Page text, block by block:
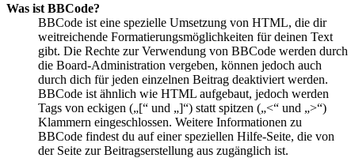
Was ist BBCode?
BBCode ist eine spezielle Umsetzung von HTML, die dir
weitreichende Formatierungsmöglichkeiten für deinen Text
gibt. Die Rechte zur Verwendung von BBCode werden durch
die Board-Administration vergeben, können jedoch auch
durch dich für jeden einzelnen Beitrag deaktiviert werden.
BBCode ist ähnlich wie HTML aufgebaut, jedoch werden
Tags von eckigen („[“ und „]“) statt spitzen („<“ und „>“)
Klammern eingeschlossen. Weitere Informationen zu
BBCode findest du auf einer speziellen Hilfe-Seite, die von
der Seite zur Beitragserstellung aus zugänglich ist.